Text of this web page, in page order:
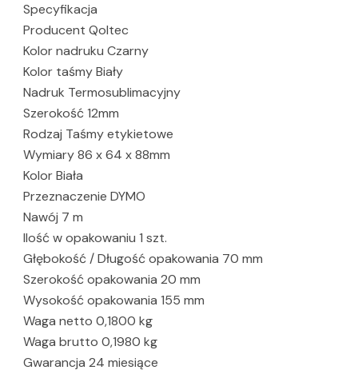
Specyfikacja
Producent Qoltec
Kolor nadruku Czarny
Kolor taśmy Biały
Nadruk Termosublimacyjny
Szerokość 12mm
Rodzaj Taśmy etykietowe
Wymiary 86 x 64 x 88mm
Kolor Biała
Przeznaczenie DYMO
Nawój 7 m
Ilość w opakowaniu 1 szt.
Głębokość / Długość opakowania 70 mm
Szerokość opakowania 20 mm
Wysokość opakowania 155 mm
Waga netto 0,1800 kg
Waga brutto 0,1980 kg
Gwarancja 24 miesiące